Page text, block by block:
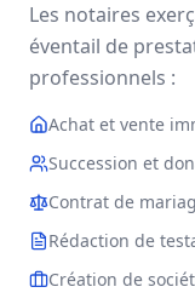
Les notaires
éventail de
professionnels :
Achat et vente
Succession et
Contrat de
Rédaction de
Création de